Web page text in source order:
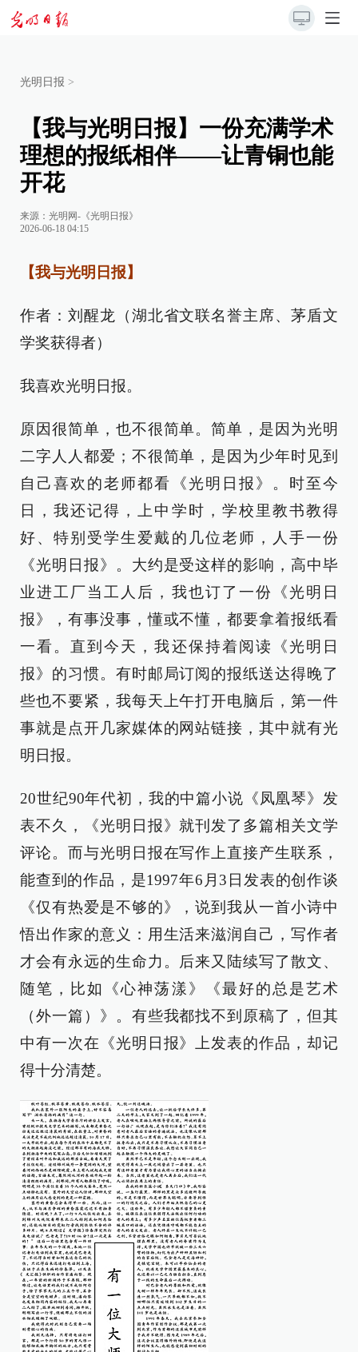
光明日报 >
【我与光明日报】一份充满学术
理想的报纸相伴——让青铜也能
开花
来源： 光明网-《光明日报》
2026-06-18 04:15
【我与光明日报】
作者：刘醒龙（湖北省文联名誉主席、茅盾文
学奖获得者）
我喜欢光明日报。
原因很简单，也不很简单。简单，是因为光明
二字人人都爱；不很简单，是因为少年时见到
自己喜欢的老师都看《光明日报》。时至今
日，我还记得，上中学时，学校里教书教得
好、特别受学生爱戴的几位老师，人手一份
《光明日报》。大约是受这样的影响，高中毕
业进工厂当工人后，我也订了一份《光明日
报》，有事没事，懂或不懂，都要拿着报纸看
一看。直到今天，我还保持着阅读《光明日
报》的习惯。有时邮局订阅的报纸送达得晚了
些也不要紧，我每天上午打开电脑后，第一件
事就是点开几家媒体的网站链接，其中就有光
明日报。
20世纪90年代初，我的中篇小说《凤凰琴》发
表不久，《光明日报》就刊发了多篇相关文学
评论。而与光明日报在写作上直接产生联系，
能查到的作品，是1997年6月3日发表的创作谈
《仅有热爱是不够的》，说到我从一首小诗中
悟出作家的意义：用生活来滋润自己，写作者
才会有永远的生命力。后来又陆续写了散文、
随笔，比如《心神荡漾》《最好的总是艺术
（外一篇）》。有些我都找不到原稿了，但其
中有一次在《光明日报》上发表的作品，却记
得十分清楚。